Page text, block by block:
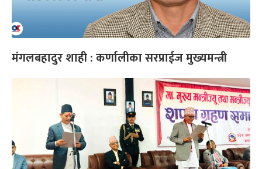
मंगलबहादुर शाही : कर्णालीका सरप्राईज मुख्यमन्त्री